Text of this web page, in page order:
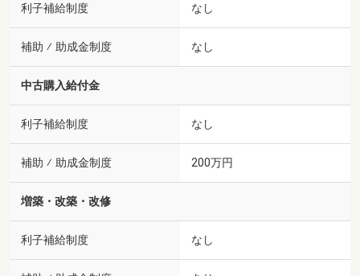
利子補給制度 なし
補助 ⁄ 助成金制度 なし
中古購入給付金
利子補給制度 なし
補助 ⁄ 助成金制度 200万円
増築・改築・改修
利子補給制度 なし